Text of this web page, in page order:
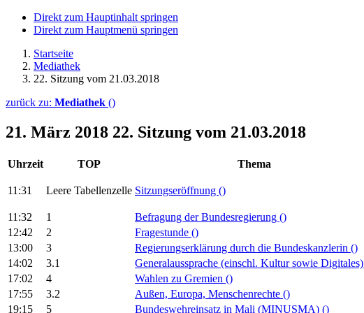
Direkt zum Hauptinhalt springen
Direkt zum Hauptmenü springen
Startseite
Mediathek
22. Sitzung vom 21.03.2018
zurück zu: Mediathek ()
21. März 2018 22. Sitzung vom 21.03.2018
Uhrzeit TOP Thema
11:31 Leere Tabellenzelle Sitzungseröffnung ()
11:32 1 Befragung der Bundesregierung ()
12:42
2 Fragestunde ()
13:00
3 Regierungserklärung durch die Bundeskanzlerin ()
14:02
3.1 Generalaussprache (einschl. Kultur sowie Digitales)
17:02
4 Wahlen zu Gremien ()
17:55
3.2 Außen, Europa, Menschenrechte ()
19:15
5 Bundeswehreinsatz in Mali (MINUSMA) ()